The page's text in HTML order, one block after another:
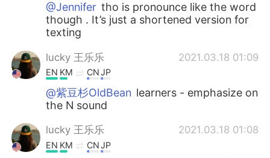
@Jennifer tho is pronounce like the word
though . It’s just a shortened version for
texting
lucky 王乐乐 2021.03.18 01:09
EN KM CNJP
@紫豆杉OldBean learners - emphasize on
the N sound
lucky 王乐乐 2021.03.18 01:08
EN KM CNJP